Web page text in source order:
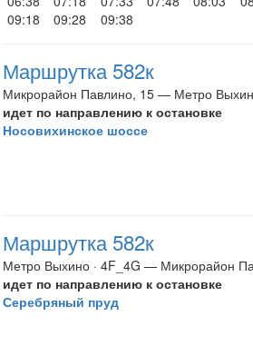
09:18
09:28 09:38
Маршрутка 582к
Микрорайон Павлино, 15 — Метро
идет по направлению к остановке
Носовихинское шоссе
Маршрутка 582к
Метро Выхино · 4F_4G — Микрорайон
идет по направлению к остановке
Серебряный пруд